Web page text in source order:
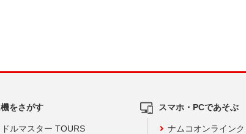
をさがす
ルマスター TOURS
スマホ・PCであそぶ
ナムコオンライン